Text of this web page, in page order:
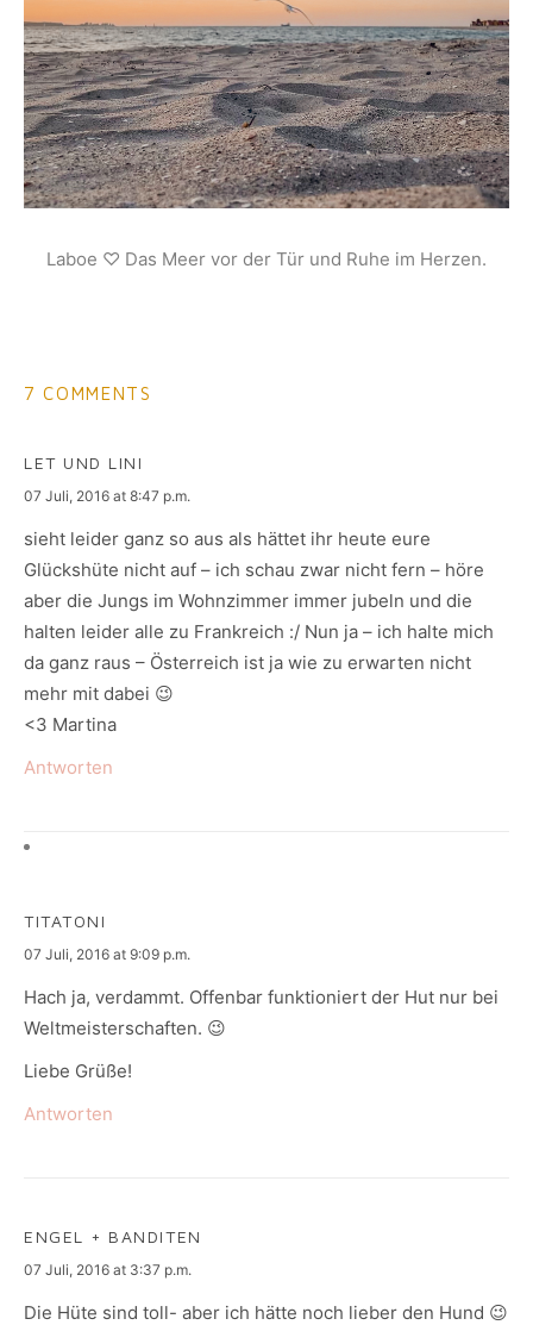
Laboe ♡ Das Meer vor der Tür und Ruhe im Herzen.
7 COMMENTS
LET UND LINI
says:
07 Juli, 2016 at 8:47 p.m.
sieht leider ganz so aus als hättet ihr heute eure
Glückshüte nicht auf – ich schau zwar nicht fern – höre
aber die Jungs im Wohnzimmer immer jubeln und die
halten leider alle zu Frankreich :/ Nun ja – ich halte mich
da ganz raus – Österreich ist ja wie zu erwarten nicht
mehr mit dabei 😉
<3 Martina
Antworten
TITATONI
says:
07 Juli, 2016 at 9:09 p.m.
Hach ja, verdammt. Offenbar funktioniert der Hut nur bei
Weltmeisterschaften. 😉
Liebe Grüße!
Antworten
ENGEL + BANDITEN
says:
07 Juli, 2016 at 3:37 p.m.
Die Hüte sind toll- aber ich hätte noch lieber den Hund 😉